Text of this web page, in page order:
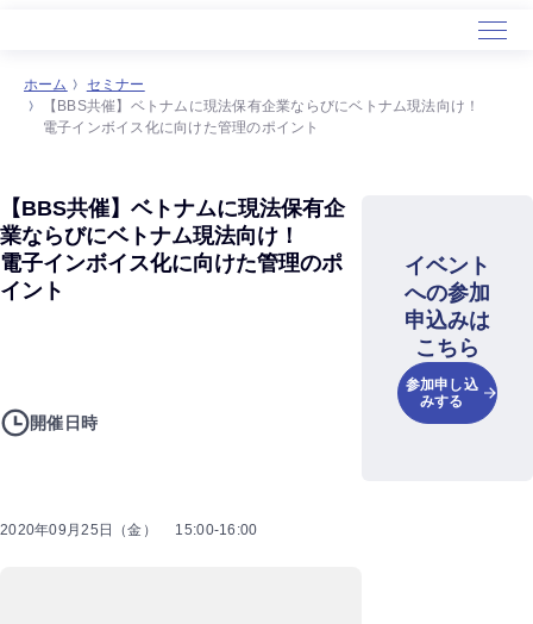
ホーム
セミナー
【BBS共催】ベトナムに現法保有企業ならびにベトナム現法向け！
電子インボイス化に向けた管理のポイント
【BBS共催】ベトナムに現法保有企
業ならびにベトナム現法向け！
電子インボイス化に向けた管理のポ
イント
開催日時
2020年09月25日（金） 15:00-16:00
イベント
への参加
申込みは
こちら
参加申し込
みする